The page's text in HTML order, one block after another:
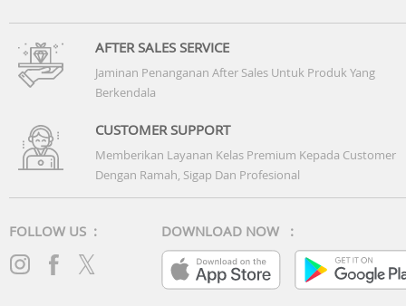
AFTER SALES SERVICE
Jaminan Penanganan After Sales Untuk Produk Yang
Berkendala
CUSTOMER SUPPORT
Memberikan Layanan Kelas Premium Kepada Customer
Dengan Ramah, Sigap Dan Profesional
FOLLOW US : DOWNLOAD NOW :